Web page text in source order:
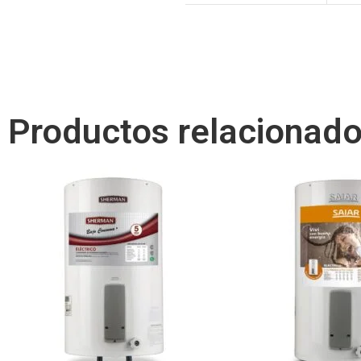
Productos